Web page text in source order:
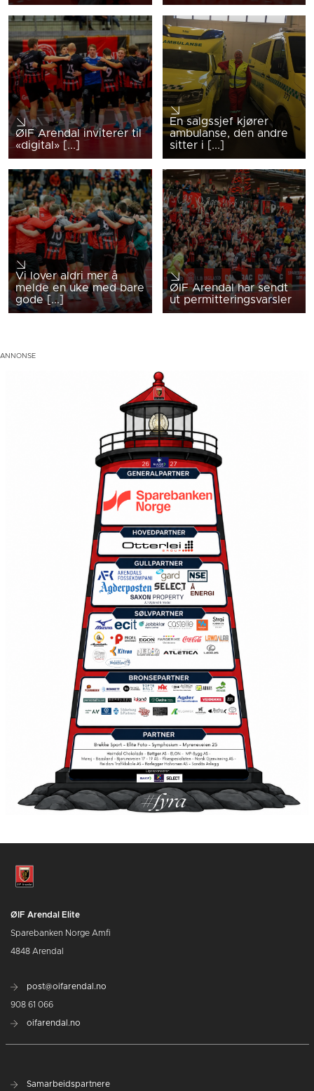
ØIF Arendal inviterer til
«digital» [...]
En salgssjef kjører
ambulanse, den andre
sitter i [...]
Vi lover aldri mer å
melde en uke med bare
gode [...]
ØIF Arendal har sendt
ut permitteringsvarsler
ØIF Arendal Elite
Sparebanken Norge Amfi
4848 Arendal
post@oifarendal.no
908 61 066
oifarendal.no
Samarbeidspartnere